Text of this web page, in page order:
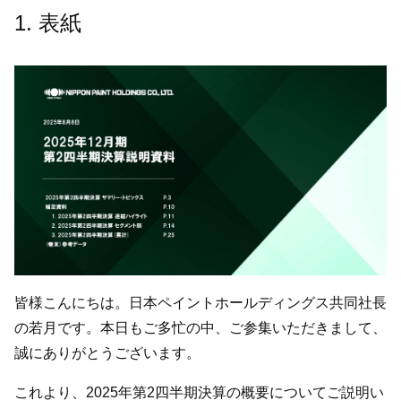
1. 表紙
皆様こんにちは。日本ペイントホールディングス共同社長
の若月です。本日もご多忙の中、ご参集いただきまして、
誠にありがとうございます。
これより、2025年第2四半期決算の概要についてご説明い